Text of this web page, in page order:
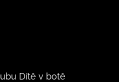
Dítě v botě